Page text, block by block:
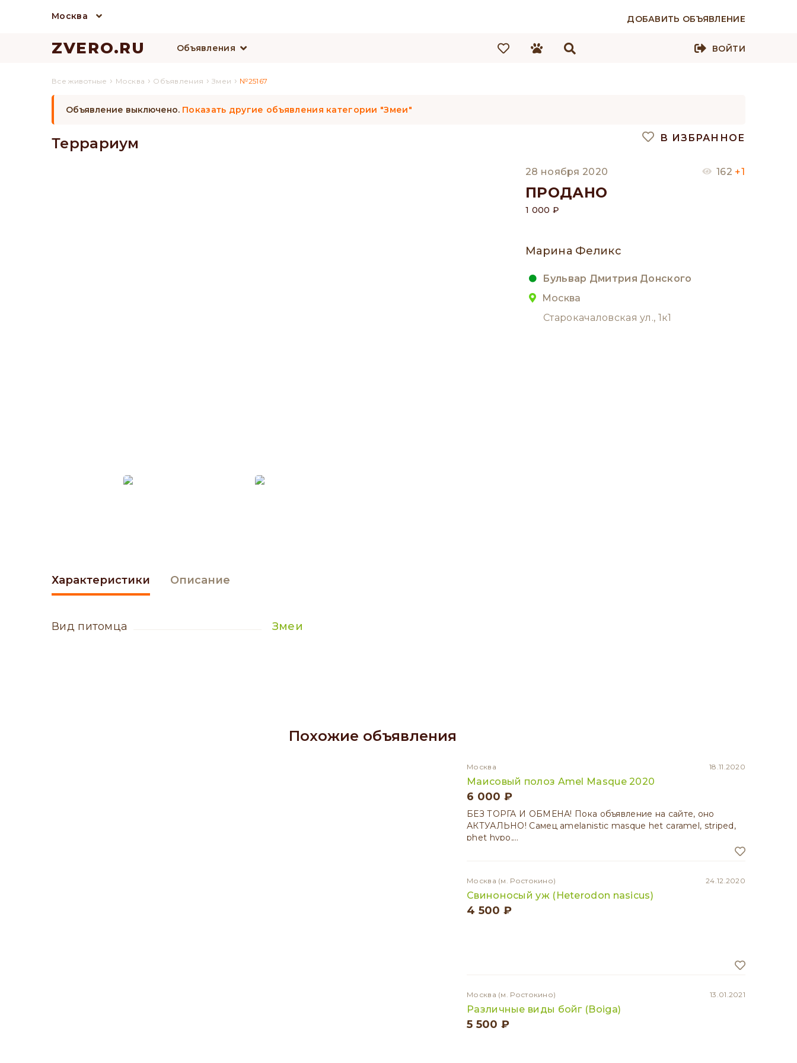
Москва ДОБАВИТЬ ОБЪЯВЛЕНИЕ
ZVERO.RU Объявления ВОЙТИ
Все животные › Москва › Объявления ›Змеи › №25167
Объявление выключено. Показать другие объявления категории "Змеи"
Террариум
Характеристики
вид питомца Змеи
Описание
В ИЗБРАННОЕ
28 ноября 2020 162 +1
ПРОДАНО
1 000 ₽
Марина Феликс
Бульвар Дмитрия Донского
Москва
Старокачаловская ул., 1к1
Похожие объявления
Москва 18.11.2020
Маисовый полоз Amel Masque 2020
6 000 ₽
БЕЗ ТОРГА И ОБМЕНА! Пока объявление на сайте, оно
АКТУАЛЬНО! Самец amelanistic masque het caramel, striped,
phet hypo,…
Москва (м. Ростокино) 24.12.2020
Свиноносый уж (Heterodon nasicus)
4 500 ₽
Москва (м. Ростокино) 13.01.2021
Различные виды бойг (Boiga)
5 500 ₽